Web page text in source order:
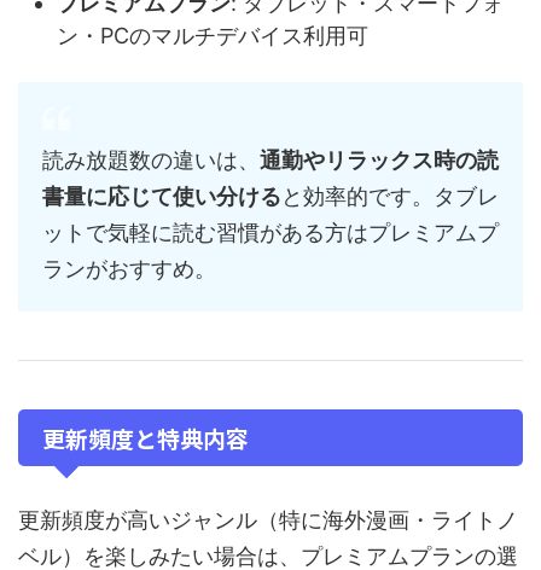
ン・PCのマルチデバイス利用可
読み放題数の違いは、 通勤やリラックス時の読
書量に応じて使い分けると効率的です。タブレ
ットで気軽に読む習慣がある方はプレミアムプ
ランがおすすめ。
更新頻度と特典内容
更新頻度が高いジャンル（特に海外漫画・ライトノ
ベル）を楽しみたい場合は、プレミアムプランの選